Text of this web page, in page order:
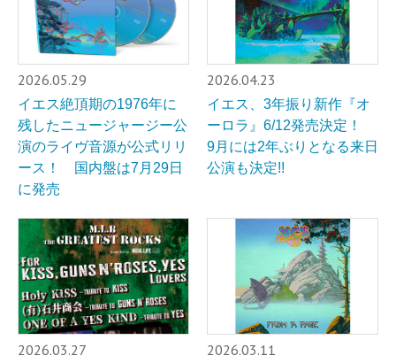
2026.05.29
イエス絶頂期の1976年に
残したニュージャージー公
演のライヴ音源が公式リリ
ース！ 国内盤は7月29日
に発売
2026.04.23
イエス、3年振り新作『オ
ーロラ』6/12発売決定！
9月には2年ぶりとなる来日
公演も決定!!
2026.03.27 2026.03.11